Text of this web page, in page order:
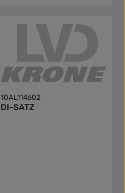
10AL114602
DI-SATZ